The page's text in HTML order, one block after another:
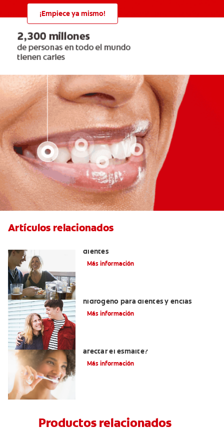
¡Empiece ya mismo!
Artículos relacionados
dientes
Más información
hidrógeno para dientes y encías
Más información
afectar el esmalte?
Más información
Productos relacionados